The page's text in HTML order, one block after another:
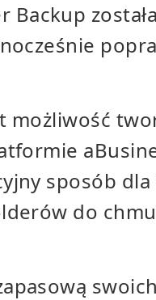
Backup
możliwość
sposób
do